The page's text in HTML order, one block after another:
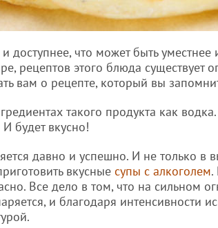
доступнее, что может быть уместнее
рецептов этого блюда существует
вам о рецепте, который вы
такого продукта как
будет вкусно!
давно и успешно. И не только в
вкусные супы с алкоголем.
Все дело в том, что на сильном
и благодаря интенсивности